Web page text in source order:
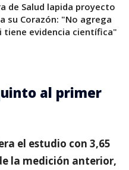
de Salud lapida proyecto
su Corazón: "No agrega
tiene evidencia científica"
al primer
el estudio con 3,65
la medición anterior,